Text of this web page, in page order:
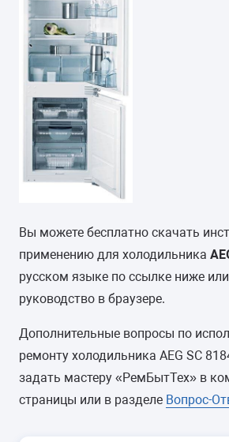
Вы можете бесплатно скачать
применению для холодильника
русском языке по ссылке ниже
руководство в браузере.
Дополнительные вопросы по
ремонту холодильника AEG SC
задать мастеру «РемБытТех» в
страницы или в разделе Вопрос-